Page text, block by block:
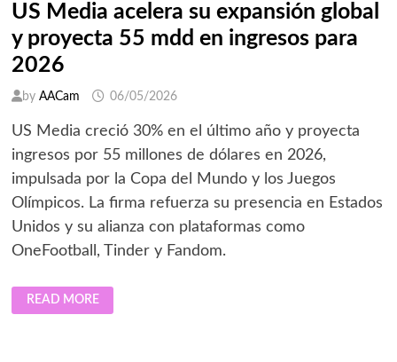
US Media acelera su expansión global
y proyecta 55 mdd en ingresos para
2026
by AACam 06/05/2026
US Media creció 30% en el último año y proyecta
ingresos por 55 millones de dólares en 2026,
impulsada por la Copa del Mundo y los Juegos
Olímpicos. La firma refuerza su presencia en Estados
Unidos y su alianza con plataformas como
OneFootball, Tinder y Fandom.
US
MEDIA
ACELERA
READ MORE